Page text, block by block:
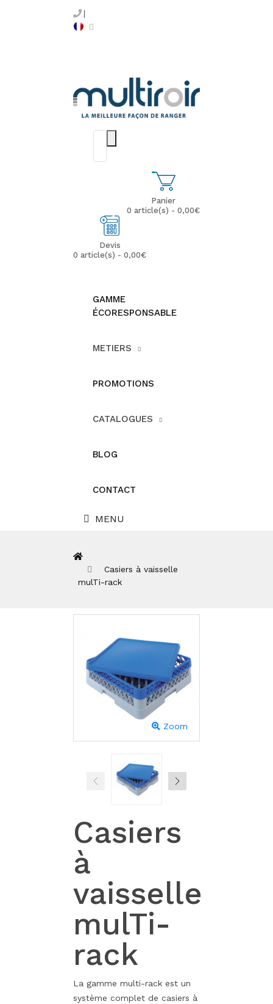
Panier
0 article(s) - 0,00€
Devis
0 article(s) - 0,00€
GAMME
ÉCORESPONSABLE
METIERS
PROMOTIONS
CATALOGUES
BLOG
CONTACT
MENU
Casiers à vaisselle
mulTi-rack
Zoom
Casiers
à
vaisselle
mulTi-
rack
La gamme multi-rack est un
système complet de casiers à